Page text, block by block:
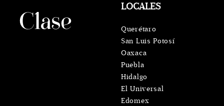
LOCALES
Querétaro
San Luis Potosí
Oaxaca
Puebla
Hidalgo
El Universal
Edomex